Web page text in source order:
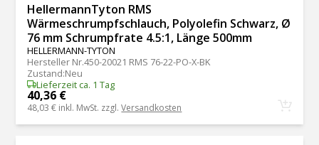
HellermannTyton RMS
Wärmeschrumpfschlauch, Polyolefin Schwarz, Ø
76 mm Schrumpfrate 4.5:1, Länge 500mm
HELLERMANN-TYTON
Hersteller Nr.450-20021 RMS 76-22-PO-X-BK
Zustand:Neu
Lieferzeit ca. 1 Tag
40,36 €
48,03 € inkl. MwSt. zzgl.Versandkosten